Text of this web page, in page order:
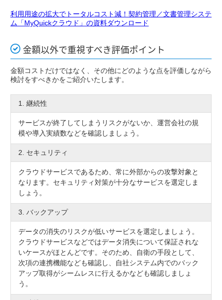
利用用途の拡大でトータルコスト減！契約管理／文書管理システ
ム「MyQuickクラウド」の資料ダウンロード
金額以外で重視すべき評価ポイント
金額コストだけではなく、その他にどのような点を評価しながら
検討をすべきかをご紹介いたします。
1. 継続性
サービスが終了してしまうリスクがないか、運営会社の規
模や導入実績数などを確認しましょう。
2. セキュリティ
クラウドサービスであるため、常に外部からの攻撃対象と
なります。セキュリティ対策が十分なサービスを選定しま
しょう。
3. バックアップ
データの消失のリスクが低いサービスを選定しましょう。
クラウドサービスなどではデータ消失について保証されな
いケースがほとんどです。そのため、自衛の手段として、
次項の連携機能なども確認し、自社システム内でのバック
アップ取得がシームレスに行えるかなども確認しましょ
う。